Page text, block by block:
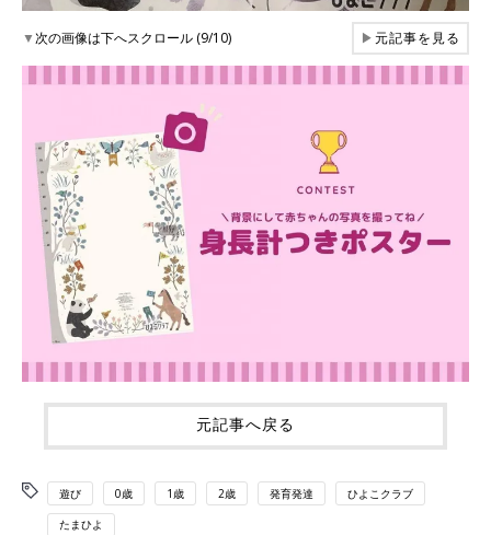
▼次の画像は下へスクロール (9/10) ▶元記事を見る
元記事へ戻る
遊び 0歳 1歳 2歳 発育発達 ひよこクラブ
たまひよ